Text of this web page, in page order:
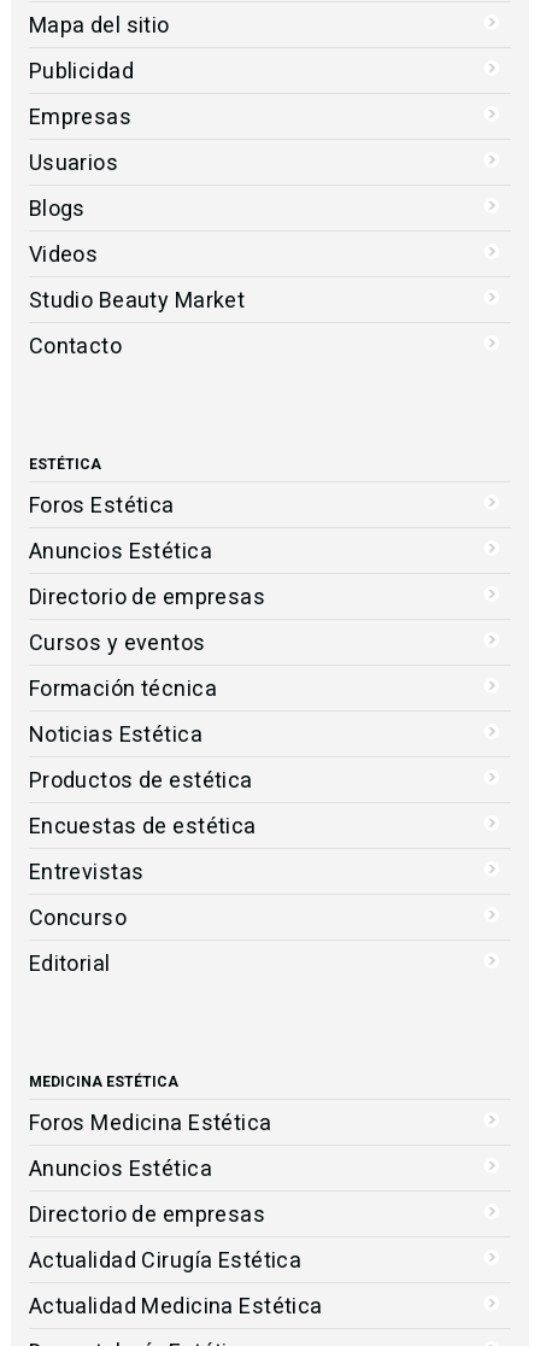
Mapa del sitio
Publicidad
Empresas
Usuarios
Blogs
Videos
Studio Beauty Market
Contacto
ESTÉTICA
Foros Estética
Anuncios Estética
Directorio de empresas
Cursos y eventos
Formación técnica
Noticias Estética
Productos de estética
Encuestas de estética
Entrevistas
Concurso
Editorial
MEDICINA ESTÉTICA
Foros Medicina Estética
Anuncios Estética
Directorio de empresas
Actualidad Cirugía Estética
Actualidad Medicina Estética